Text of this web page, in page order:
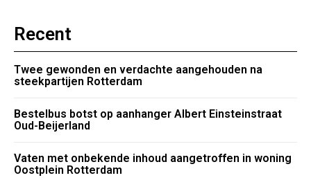
Recent
Twee gewonden en verdachte aangehouden na
steekpartijen Rotterdam
Bestelbus botst op aanhanger Albert Einsteinstraat
Oud-Beijerland
Vaten met onbekende inhoud aangetroffen in woning
Oostplein Rotterdam